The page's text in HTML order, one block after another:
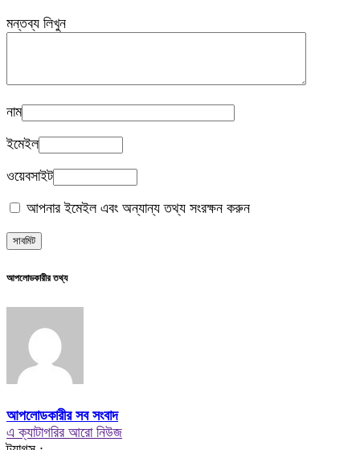
মন্তব্য লিখুন
নাম
ইমেইল
ওয়েবসাইট
আপনার ইমেইল এবং অন্যান্য তথ্য সংরক্ষন করুন
আপলোডকারীর তথ্য
আপলোডকারীর সব সংবাদ
এ ক্যাটাগরির আরো নিউজ